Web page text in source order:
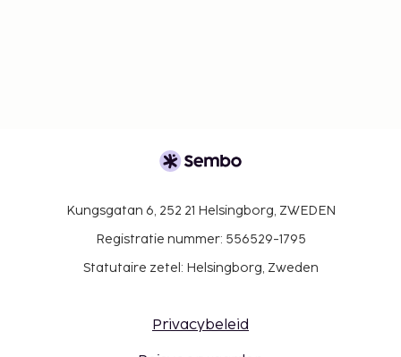
Kungsgatan 6, 252 21 Helsingborg, ZWEDEN
Registratie nummer: 556529-1795
Statutaire zetel: Helsingborg, Zweden
Privacybeleid